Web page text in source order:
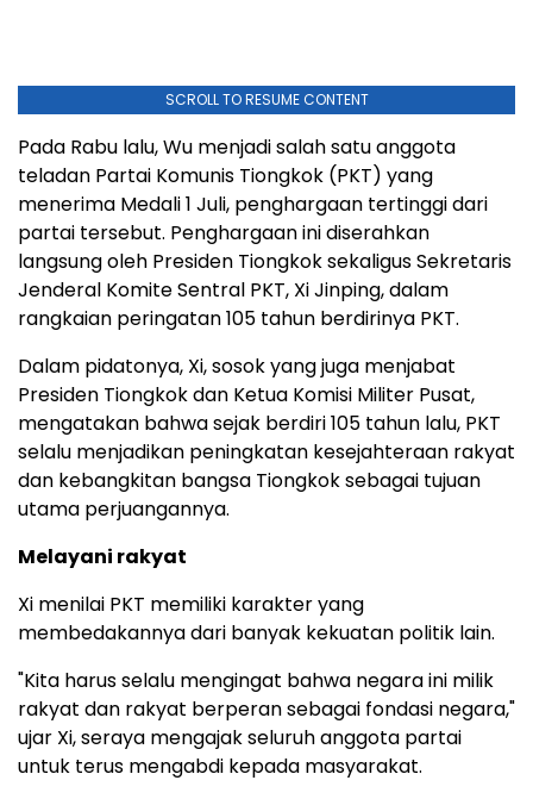
SCROLL TO RESUME CONTENT
Pada Rabu lalu, Wu menjadi salah satu anggota
teladan Partai Komunis Tiongkok (PKT) yang
menerima Medali 1 Juli, penghargaan tertinggi dari
partai tersebut. Penghargaan ini diserahkan
langsung oleh Presiden Tiongkok sekaligus Sekretaris
Jenderal Komite Sentral PKT, Xi Jinping, dalam
rangkaian peringatan 105 tahun berdirinya PKT.
Dalam pidatonya, Xi, sosok yang juga menjabat
Presiden Tiongkok dan Ketua Komisi Militer Pusat,
mengatakan bahwa sejak berdiri 105 tahun lalu, PKT
selalu menjadikan peningkatan kesejahteraan rakyat
dan kebangkitan bangsa Tiongkok sebagai tujuan
utama perjuangannya.
Melayani rakyat
Xi menilai PKT memiliki karakter yang
membedakannya dari banyak kekuatan politik lain.
"Kita harus selalu mengingat bahwa negara ini milik
rakyat dan rakyat berperan sebagai fondasi negara,"
ujar Xi, seraya mengajak seluruh anggota partai
untuk terus mengabdi kepada masyarakat.